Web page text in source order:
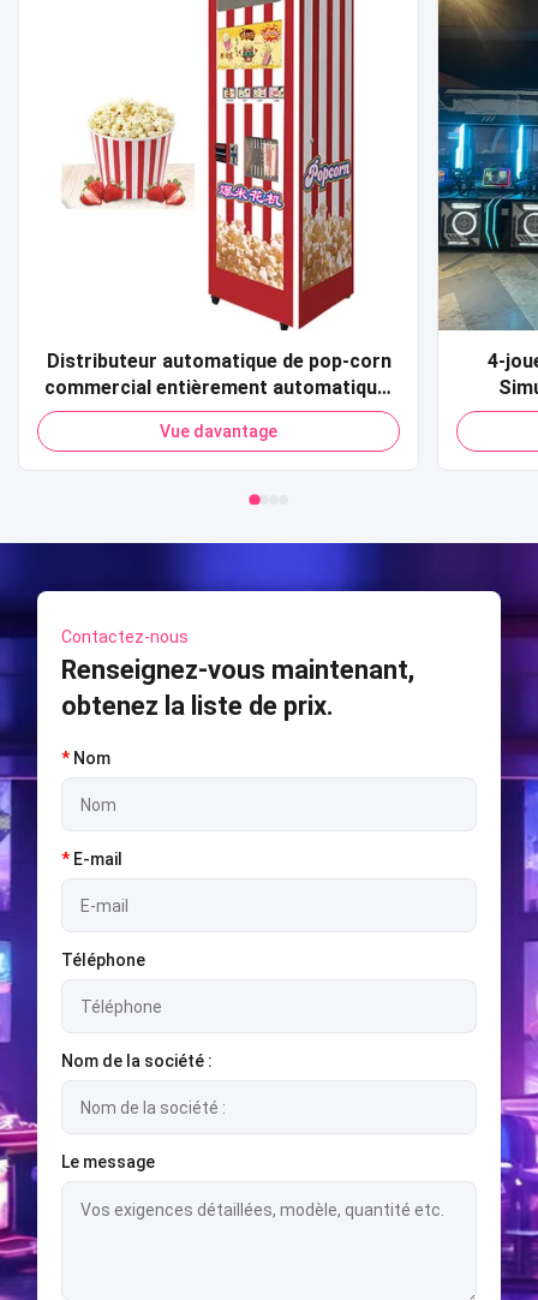
Distributeur automatique de pop-corn
commercial entièrement automatique,
carte de crédit, paiement par Code QR,
distributeur automatique de pop-corn
pour centre commercial
Vue davantage
4-
Contactez-nous
Renseignez-vous maintenant,
obtenez la liste de prix.
* Nom
* E-mail
Téléphone
Nom de la société :
Le message